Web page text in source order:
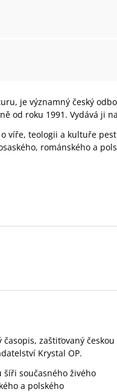
je významný český
od roku 1991. Vydává ji
víře, teologii a kultuře
románského a
zaštiťovaný českou
Krystal OP.
současného živého
a polského